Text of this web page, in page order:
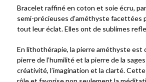
Bracelet raffiné en coton et soie écru,
semi-précieuses d’améthyste facettées
tout leur éclat. Elles ont de sublimes
En lithothérapie, la pierre améthyste est
pierre de l’humilité et la pierre de la
créativité, l’imagination et la clarté.